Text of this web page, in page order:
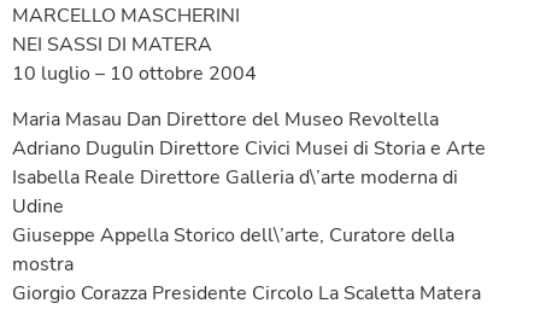
MARCELLO MASCHERINI
NEI SASSI DI MATERA
10 luglio – 10 ottobre 2004
Maria Masau Dan Direttore del Museo Revoltella
Adriano Dugulin Direttore Civici Musei di Storia e Arte
Isabella Reale Direttore Galleria d\’arte moderna di
Udine
Giuseppe Appella Storico dell\’arte, Curatore della
mostra
Giorgio Corazza Presidente Circolo La Scaletta Matera